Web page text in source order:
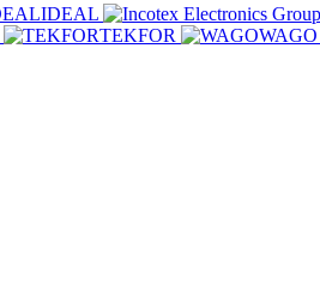
IDEAL
TEKFOR WAGO